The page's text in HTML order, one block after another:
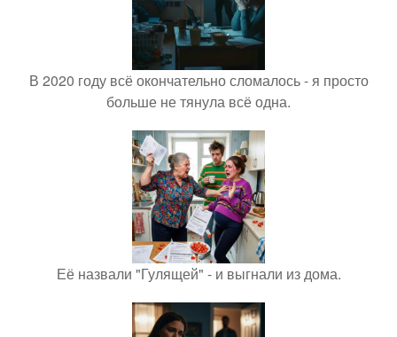
В 2020 году всё окончательно сломалось - я просто
больше не тянула всё одна.
Её назвали "Гулящей" - и выгнали из дома.